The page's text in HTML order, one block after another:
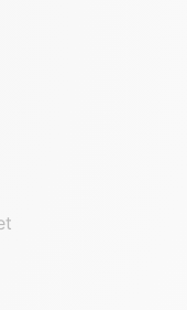
des campagnes de